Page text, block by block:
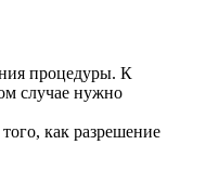
процедуры. К
случае нужно
как разрешение